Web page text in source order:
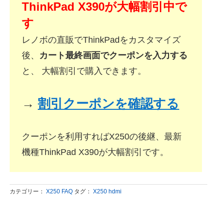
ThinkPad X390が大幅割引中で
す
レノボの直販でThinkPadをカスタマイズ
後、 カート最終画面でクーポンを入力する
と、 大幅割引で購入できます。
→ 割引クーポンを確認する
クーポンを利用すればX250の後継、最新
機種ThinkPad X390が大幅割引です。
カテゴリー： X250 FAQ タグ： X250 hdmi